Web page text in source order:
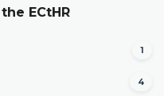
ECtHR
1
4